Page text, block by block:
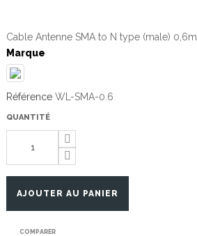
Cable Antenne SMA to N type (male) 0,6m
Marque
Référence WL-SMA-0.6
QUANTITÉ
AJOUTER AU PANIER
COMPARER